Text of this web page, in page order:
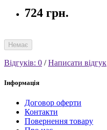
724 грн.
Немає
Відгуків: 0 /Написати відгук
Інформація
Договор оферти
Контакти
Повернення товару